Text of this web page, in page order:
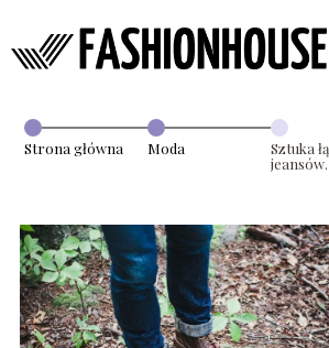
Strona główna Moda
Sztuka
jeansów